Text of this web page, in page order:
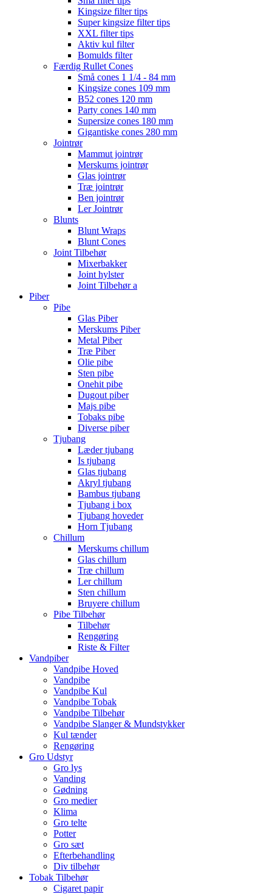
Kingsize filter tips
Super kingsize filter tips
XXL filter tips
Aktiv kul filter
Bomulds filter
Færdig Rullet Cones
Små cones 1 1/4 - 84 mm
Kingsize cones 109 mm
B52 cones 120 mm
Party cones 140 mm
Supersize cones 180 mm
Gigantiske cones 280 mm
Jointrør
Mammut jointrør
Merskums jointrør
Glas jointrør
Træ jointrør
Ben jointrør
Ler Jointrør
Blunts
Blunt Wraps
Blunt Cones
Joint Tilbehør
Mixerbakker
Joint hylster
Joint Tilbehør a
Piber
Pibe
Glas Piber
Merskums Piber
Metal Piber
Træ Piber
Olie pibe
Sten pibe
Onehit pibe
Dugout piber
Majs pibe
Tobaks pibe
Diverse piber
Tjubang
Læder tjubang
Is tjubang
Glas tjubang
Akryl tjubang
Bambus tjubang
Tjubang i box
Tjubang hoveder
Horn Tjubang
Chillum
Merskums chillum
Glas chillum
Træ chillum
Ler chillum
Sten chillum
Bruyere chillum
Pibe Tilbehør
Tilbehør
Rengøring
Riste & Filter
Vandpiber
Vandpibe Hoved
Vandpibe
Vandpibe Kul
Vandpibe Tobak
Vandpibe Tilbehør
Vandpibe Slanger & Mundstykker
Kul tænder
Rengøring
Gro Udstyr
Gro lys
Vanding
Gødning
Gro medier
Klima
Gro telte
Potter
Gro sæt
Efterbehandling
Div tilbehør
Tobak Tilbehør
Cigaret papir